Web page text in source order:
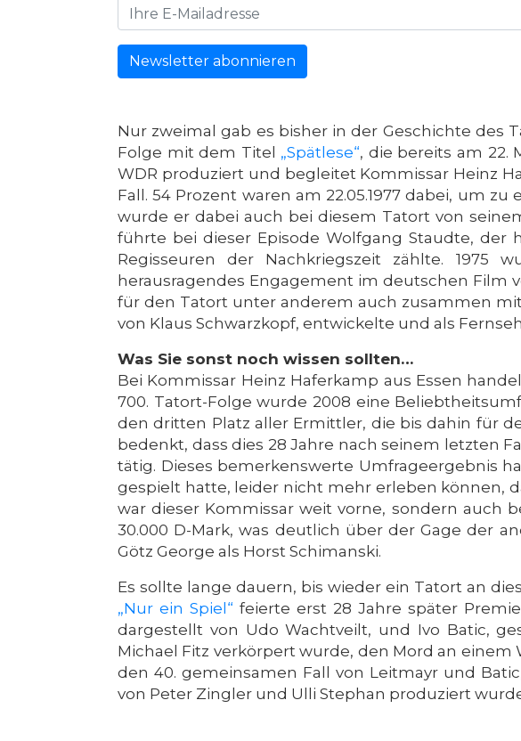
Newsletter abonnieren
Nur zweimal gab es bisher in der Geschichte des
Folge mit dem Titel „Spätlese“, die bereits am 22.
WDR produziert und begleitet Kommissar Heinz
Fall. 54 Prozent waren am 22.05.1977 dabei, um
wurde er dabei auch bei diesem Tatort von
führte bei dieser Episode Wolfgang Staudte,
Regisseuren der Nachkriegszeit zählte.
herausragendes Engagement im deutschen Film
für den Tatort unter anderem auch zusammen
von Klaus Schwarzkopf, entwickelte und als
Was Sie sonst noch wissen sollten…
Bei Kommissar Heinz Haferkamp aus Essen
700. Tatort-Folge wurde 2008 eine
den dritten Platz aller Ermittler, die bis dahin für
bedenkt, dass dies 28 Jahre nach seinem letzten
tätig. Dieses bemerkenswerte Umfrageergebnis
gespielt hatte, leider nicht mehr erleben können,
war dieser Kommissar weit vorne, sondern auch
30.000 D-Mark, was deutlich über der Gage der
Götz George als Horst Schimanski.
Es sollte lange dauern, bis wieder ein Tatort an
„Nur ein Spiel“ feierte erst 28 Jahre später
dargestellt von Udo Wachtveilt, und Ivo Batic,
Michael Fitz verkörpert wurde, den Mord an
den 40. gemeinsamen Fall von Leitmayr und
von Peter Zingler und Ulli Stephan produziert